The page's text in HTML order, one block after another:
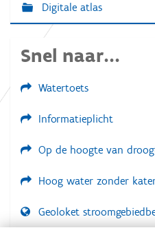
Digitale atlas
Snel naar...
Watertoets
Informatieplicht
Op de hoogte van
Hoog water zonder
Geoloket